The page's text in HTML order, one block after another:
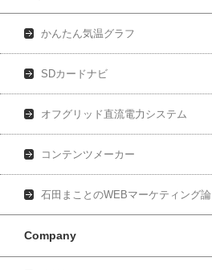
かんたん気温グラフ
SDカードナビ
オフグリッド直流電力システム
コンテンツメーカー
石田まことのWEBマーケティング論
Company